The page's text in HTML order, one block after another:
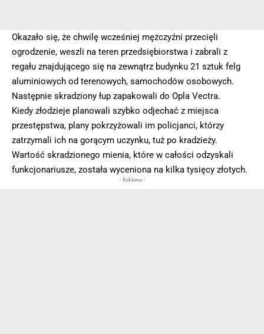
Okazało się, że chwilę wcześniej mężczyźni przecięli
ogrodzenie, weszli na teren przedsiębiorstwa i zabrali z
regału znajdującego się na zewnątrz budynku 21 sztuk felg
aluminiowych od terenowych, samochodów osobowych.
Następnie skradziony łup zapakowali do Opla Vectra.
Kiedy złodzieje planowali szybko odjechać z miejsca
przestępstwa, plany pokrzyżowali im policjanci, którzy
zatrzymali ich na gorącym uczynku, tuż po kradzieży.
Wartość skradzionego mienia, które w całości odzyskali
funkcjonariusze, została wyceniona na kilka tysięcy złotych.
- Reklama -